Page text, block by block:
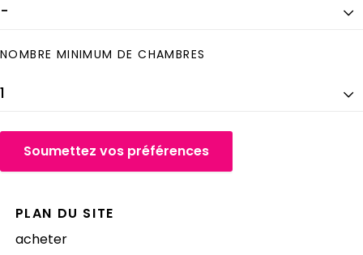
NOMBRE MINIMUM DE CHAMBRES
Soumettez vos préférences
PLAN DU SITE
acheter